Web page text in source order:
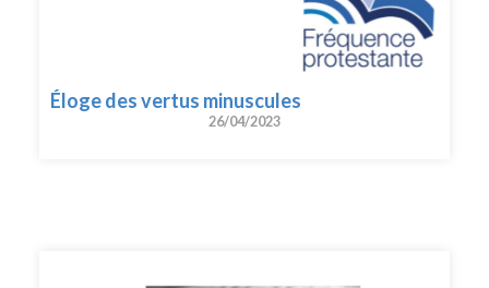
Éloge des vertus minuscules
26/04/2023